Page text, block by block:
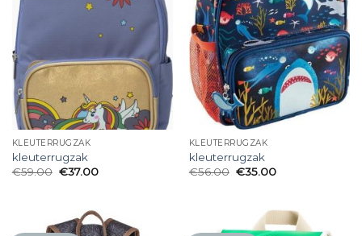
KLEUTERRUGZAK
kleuterrugzak
€59.00 €37.00
KLEUTERRUGZAK
kleuterrugzak
€56.00 €35.00